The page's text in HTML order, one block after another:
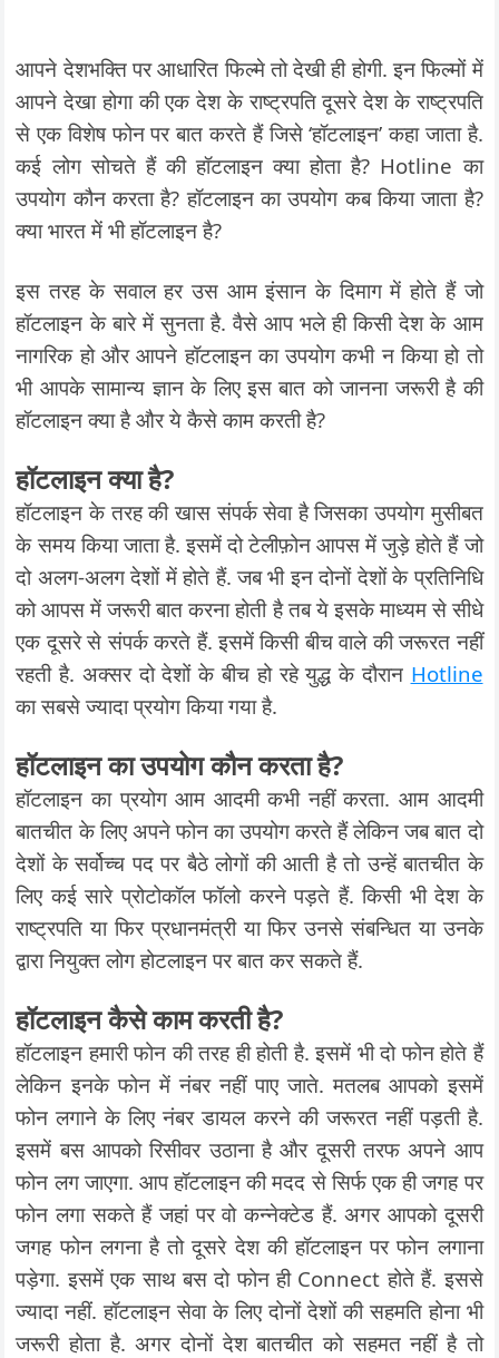
आपने देशभक्ति पर आधारित फिल्मे तो देखी ही होगी. इन फिल्मों में
आपने देखा होगा की एक देश के राष्ट्रपति दूसरे देश के राष्ट्रपति
से एक विशेष फोन पर बात करते हैं जिसे ‘हॉटलाइन’ कहा जाता है.
कई लोग सोचते हैं की हॉटलाइन क्या होता है? Hotline का
उपयोग कौन करता है? हॉटलाइन का उपयोग कब किया जाता है?
क्या भारत में भी हॉटलाइन है?
इस तरह के सवाल हर उस आम इंसान के दिमाग में होते हैं जो
हॉटलाइन के बारे में सुनता है. वैसे आप भले ही किसी देश के आम
नागरिक हो और आपने हॉटलाइन का उपयोग कभी न किया हो तो
भी आपके सामान्य ज्ञान के लिए इस बात को जानना जरूरी है की
हॉटलाइन क्या है और ये कैसे काम करती है?
हॉटलाइन क्या है?
हॉटलाइन के तरह की खास संपर्क सेवा है जिसका उपयोग मुसीबत
के समय किया जाता है. इसमें दो टेलीफ़ोन आपस में जुड़े होते हैं जो
दो अलग-अलग देशों में होते हैं. जब भी इन दोनों देशों के प्रतिनिधि
को आपस में जरूरी बात करना होती है तब ये इसके माध्यम से सीधे
एक दूसरे से संपर्क करते हैं. इसमें किसी बीच वाले की जरूरत नहीं
रहती है. अक्सर दो देशों के बीच हो रहे युद्ध के दौरान Hotline
का सबसे ज्यादा प्रयोग किया गया है.
हॉटलाइन का उपयोग कौन करता है?
हॉटलाइन का प्रयोग आम आदमी कभी नहीं करता. आम आदमी
बातचीत के लिए अपने फोन का उपयोग करते हैं लेकिन जब बात दो
देशों के सर्वोच्च पद पर बैठे लोगों की आती है तो उन्हें बातचीत के
लिए कई सारे प्रोटोकॉल फॉलो करने पड़ते हैं. किसी भी देश के
राष्ट्रपति या फिर प्रधानमंत्री या फिर उनसे संबन्धित या उनके
द्वारा नियुक्त लोग होटलाइन पर बात कर सकते हैं.
हॉटलाइन कैसे काम करती है?
हॉटलाइन हमारी फोन की तरह ही होती है. इसमें भी दो फोन होते हैं
लेकिन इनके फोन में नंबर नहीं पाए जाते. मतलब आपको इसमें
फोन लगाने के लिए नंबर डायल करने की जरूरत नहीं पड़ती है.
इसमें बस आपको रिसीवर उठाना है और दूसरी तरफ अपने आप
फोन लग जाएगा. आप हॉटलाइन की मदद से सिर्फ एक ही जगह पर
फोन लगा सकते हैं जहां पर वो कन्नेक्टेड हैं. अगर आपको दूसरी
जगह फोन लगना है तो दूसरे देश की हॉटलाइन पर फोन लगाना
पड़ेगा. इसमें एक साथ बस दो फोन ही Connect होते हैं. इससे
ज्यादा नहीं. हॉटलाइन सेवा के लिए दोनों देशों की सहमति होना भी
जरूरी होता है. अगर दोनों देश बातचीत को सहमत नहीं है तो